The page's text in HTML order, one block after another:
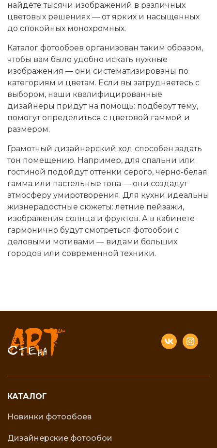
найдёте тысячи изображений в различных
цветовых решениях — от ярких и насыщенных
до спокойных монохромных.
Каталог фотообоев организован таким образом,
чтобы вам было удобно искать нужные
изображения — они систематизированы по
категориям и цветам. Если вы затрудняетесь с
выбором, наши квалифицированные
дизайнеры придут на помощь: подберут тему,
помогут определиться с цветовой гаммой и
размером.
Грамотный дизайнерский ход способен задать
тон помещению. Например, для спальни или
гостиной подойдут оттенки серого, чёрно-белая
гамма или пастельные тона — они создадут
атмосферу умиротворения. Для кухни идеальны
жизнерадостные сюжеты: летние пейзажи,
изображения солнца и фруктов. А в кабинете
гармонично будут смотреться фотообои с
деловыми мотивами — видами больших
городов или современной техники.
КАТАЛОГ
Новинки фотообоев
Дизайнерские фотообои